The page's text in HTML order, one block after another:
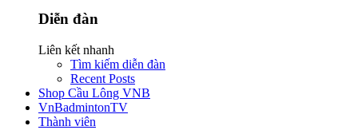
Diễn đàn
Liên kết nhanh
Tìm kiếm diễn đàn
Recent Posts
Shop Cầu Lông VNB
VnBadmintonTV
Thành viên